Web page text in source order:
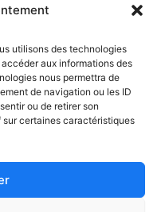
utilisons des technologies
aux informations des
nous permettra de
de navigation ou les ID
ou de retirer son
certaines caractéristiques
Formation
catégorie
des
actions
de
formation
CGV
Politique de